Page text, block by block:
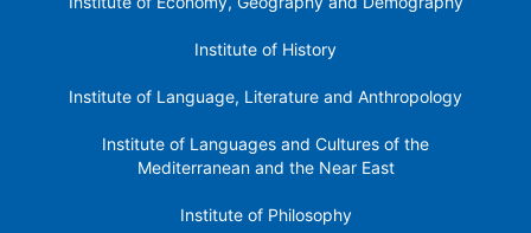
Institute of History
Institute of Language, Literature and Anthropology
Institute of Languages ​​and Cultures of the
Mediterranean and the Near East
Institute of Philosophy